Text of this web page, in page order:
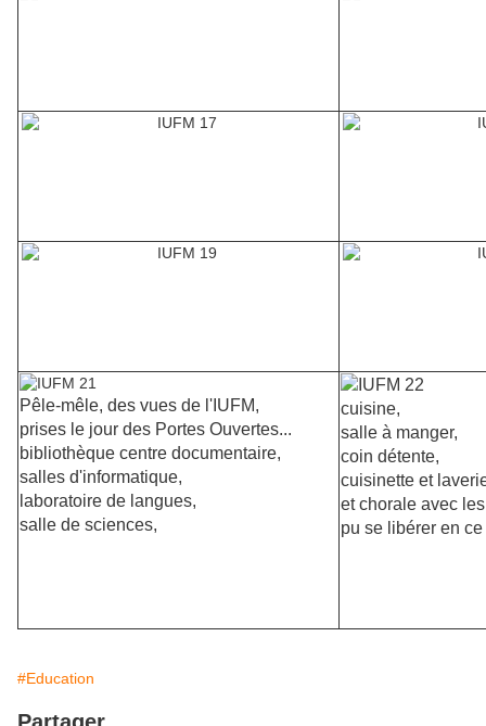
Pêle-mêle, des vues de l'IUFM,
prises le jour des Portes Ouvertes...
bibliothèque centre documentaire,
salles d'informatique,
laboratoire de langues,
salle de sciences,
cuisine,
salle à manger,
coin détente,
cuisinette et
et chorale avec
pu se libérer en
#Education